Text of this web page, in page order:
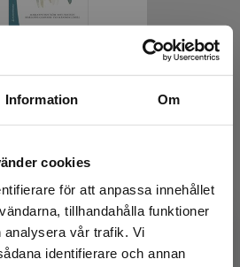
Information Om
cookies
för att anpassa innehållet
tillhandahålla funktioner
vår trafik. Vi
identifierare och annan
fraktregion
Marianne m.fl.